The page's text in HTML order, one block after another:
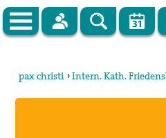
pax christi ›Intern. Kath.